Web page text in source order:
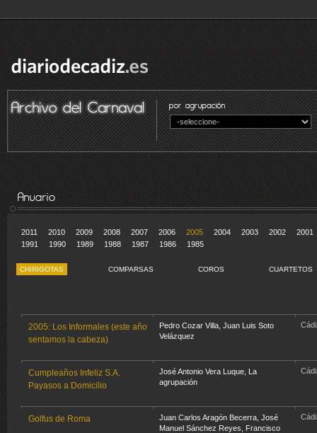
2011 2010 2009 2008 2007 2006 2005 2004 2003 2002
2001
1991
1990 1989 1988 1987 1986 1985
CHIRIGOTAS COMPARSAS COROS CUARTETOS
2005: Los Informales (este año
sentamos la cabeza)
Pedro Cozar Villa Juan Luis Soto
Velázquez
Cumpleaños Infeliz S.A.
Payasos a Domicilio
José Antonio Vera Luque , La
agrupación
Golfus de Roma Juan Carlos Aragón Becerra José
Manuel Sánchez Reyes
Francisco